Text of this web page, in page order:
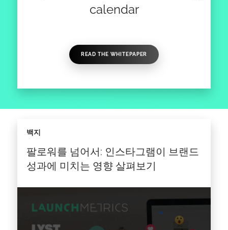
calendar
READ THE WHITEPAPER
팔로워를 넘어서: 인스타그램이 브랜드
성과에 미치는 영향 살펴보기
백지